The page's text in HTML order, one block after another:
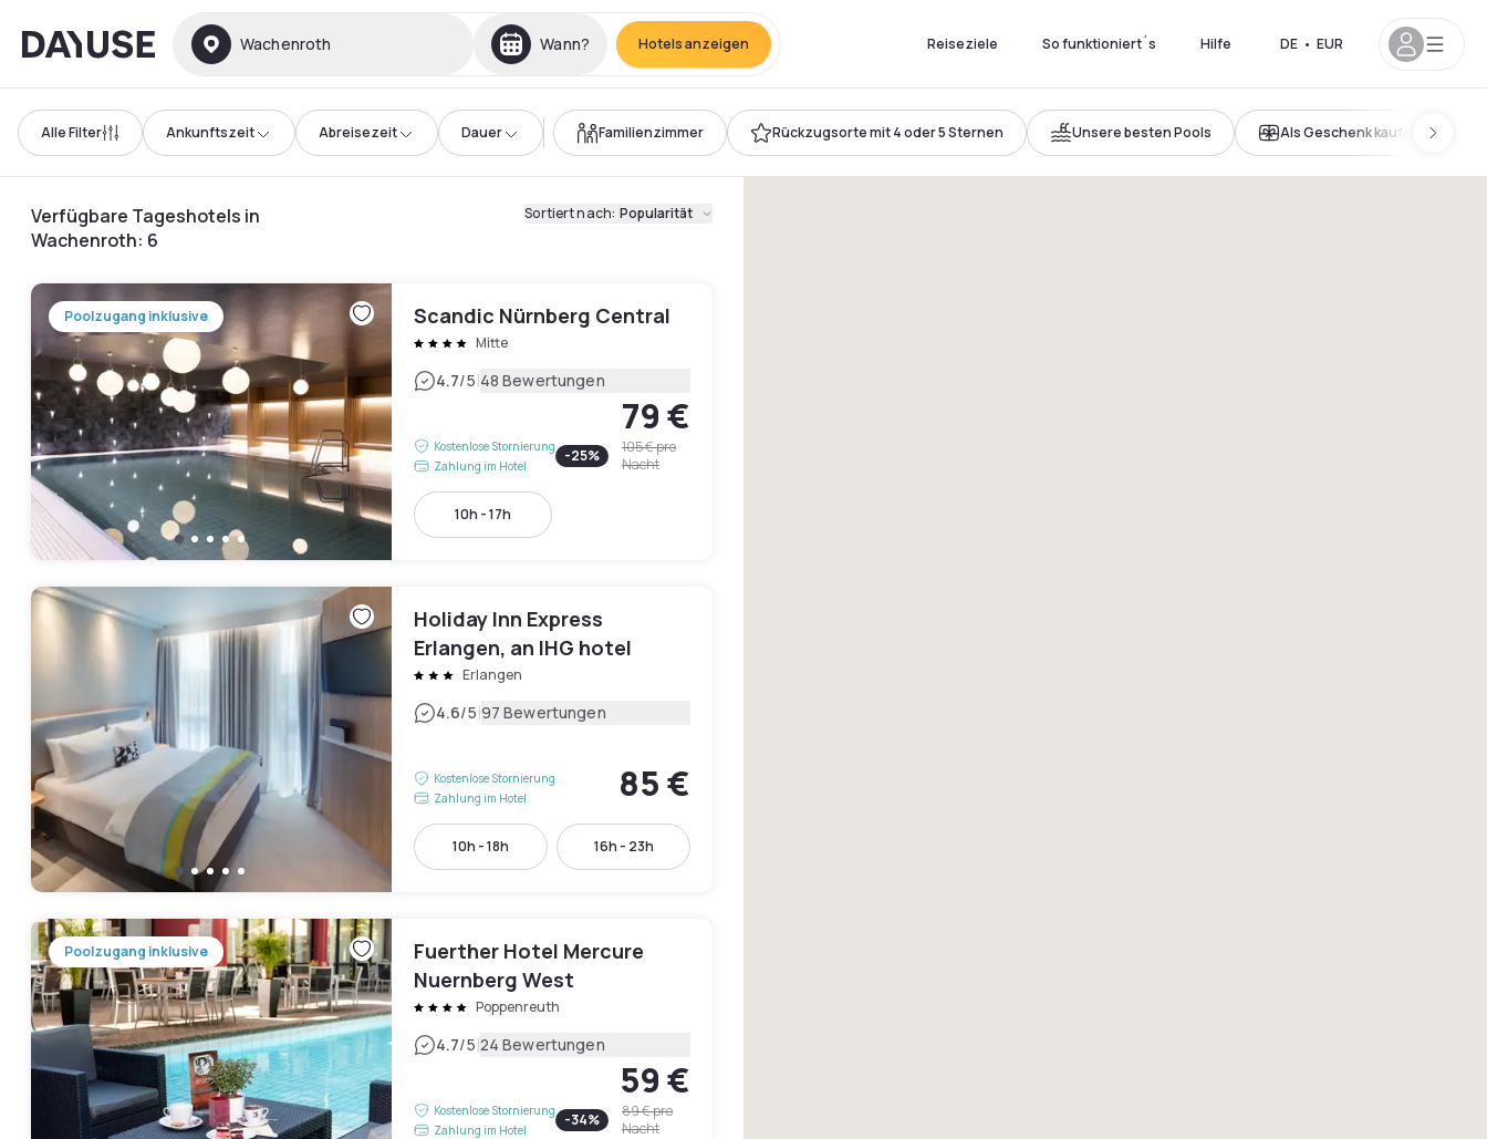
Dayuse Wachenroth Wann? Hotels anzeigen Reiseziele So funktioniert´s Hilfe DE • EUR
Alle Filter Ankunftszeit Abreisezeit Dauer Familienzimmer Rückzugsorte mit 4 oder 5 Sternen Unsere besten Pools Als Geschenk kaufen
Verfügbare Tageshotels in
Wachenroth: 6
Sortiert nach: Popularität
Poolzugang inklusive Scandic Nürnberg Central
Mitte
4.7/5|48 Bewertungen
Kostenlose Stornierung
Zahlung im Hotel
79 €
-25% 105 €pro
Nacht
10h - 17h
Holiday Inn Express
Erlangen, an IHG hotel
Erlangen
4.6/5|97 Bewertungen
Kostenlose Stornierung
Zahlung im Hotel
85 €
10h - 18h 16h - 23h
Poolzugang inklusive
Fuerther Hotel Mercure
Nuernberg West
Poppenreuth
4.7/5|24 Bewertungen
Kostenlose Stornierung
Zahlung im Hotel
59 €
-34% 89 €pro
Nacht